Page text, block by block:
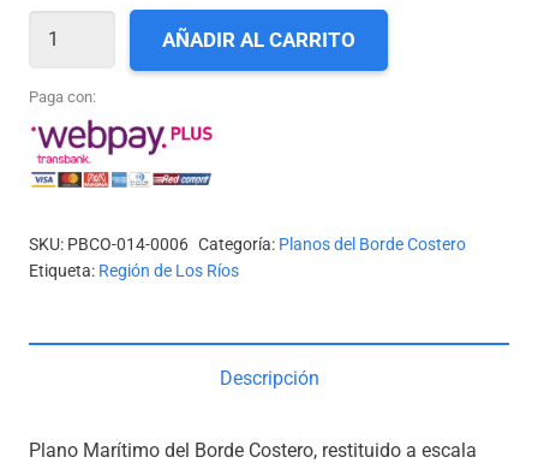
XIV-
TORNA
GALEONES
(SUR
ISLA
REY)
AÑADIR AL CARRITO
Paga con:
SKU: PBCO-014-0006 Categoría: Planos del Borde Costero
Etiqueta: Región de Los Ríos
Descripción
Plano Marítimo del Borde Costero, restituido a escala